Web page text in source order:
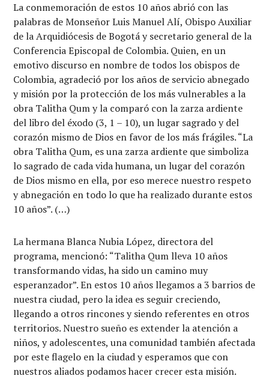
La conmemoración de estos 10 años abrió con las
palabras de Monseñor Luis Manuel Alí, Obispo Auxiliar
de la Arquidiócesis de Bogotá y secretario general de la
Conferencia Episcopal de Colombia. Quien, en un
emotivo discurso en nombre de todos los obispos de
Colombia, agradeció por los años de servicio abnegado
y misión por la protección de los más vulnerables a la
obra Talitha Qum y la comparó con la zarza ardiente
del libro del éxodo (3, 1 – 10), un lugar sagrado y del
corazón mismo de Dios en favor de los más frágiles. “La
obra Talitha Qum, es una zarza ardiente que simboliza
lo sagrado de cada vida humana, un lugar del corazón
de Dios mismo en ella, por eso merece nuestro respeto
y abnegación en todo lo que ha realizado durante estos
10 años”. (…)
La hermana Blanca Nubia López, directora del
programa, mencionó: “Talitha Qum lleva 10 años
transformando vidas, ha sido un camino muy
esperanzador”. En estos 10 años llegamos a 3 barrios de
nuestra ciudad, pero la idea es seguir creciendo,
llegando a otros rincones y siendo referentes en otros
territorios. Nuestro sueño es extender la atención a
niños, y adolescentes, una comunidad también afectada
por este flagelo en la ciudad y esperamos que con
nuestros aliados podamos hacer crecer esta misión.